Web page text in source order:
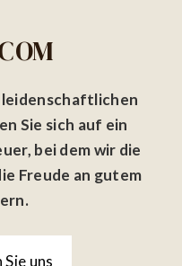
leidenschaftlichen
Sie sich auf ein
bei dem wir die
Freude an gutem
uns